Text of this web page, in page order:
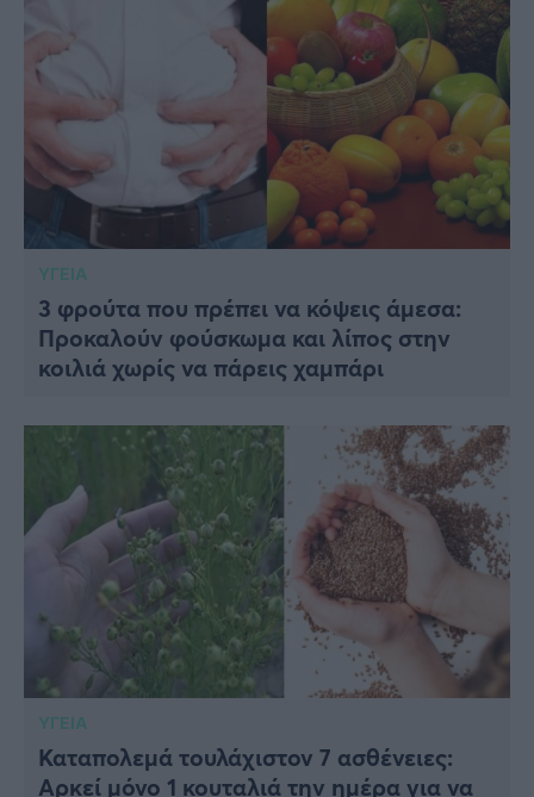
ΥΓΕΙΑ
3 φρούτα που πρέπει να κόψεις άμεσα:
Προκαλούν φούσκωμα και λίπος στην
κοιλιά χωρίς να πάρεις χαμπάρι
ΥΓΕΙΑ
Καταπολεμά τουλάχιστον 7 ασθένειες:
Αρκεί μόνο 1 κουταλιά την ημέρα για να